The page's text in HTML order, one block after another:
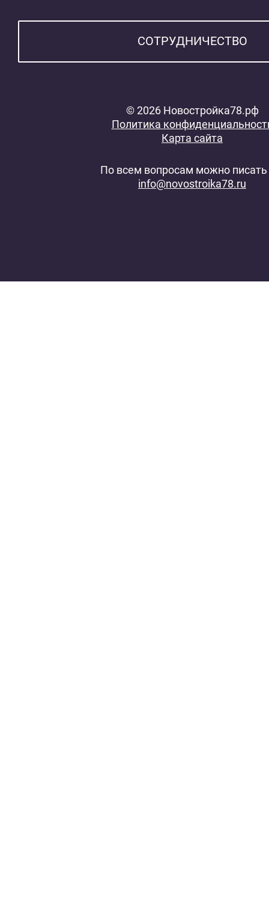
СОТРУДНИЧЕСТВО
© 2026 Новостройка78.рф
Политика
Карта сайта
По всем вопросам можно писать
info@novostroika78.ru